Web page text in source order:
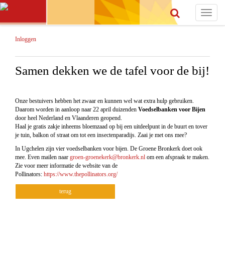
Toggle
Inloggen
Samen dekken we de tafel voor de bij!
Onze bestuivers hebben het zwaar en kunnen wel wat extra hulp gebruiken.
Daarom worden in aanloop naar 22 april duizenden Voedselbanken voor Bijen
door heel Nederland en Vlaanderen geopend.
Haal je gratis zakje inheems bloemzaad op bij een uitdeelpunt in de buurt en tover
je tuin, balkon of straat om tot een insectenparadijs. Zaai je met ons mee?
In Ugchelen zijn vier voedselbanken voor bijen. De Groene Bronkerk doet ook
mee. Even mailen naar groen-groenekerk@bronkerk.nl om een afspraak te maken.
Zie voor meer informatie de website van de
Pollinators: https://www.thepollinators.org/
terug